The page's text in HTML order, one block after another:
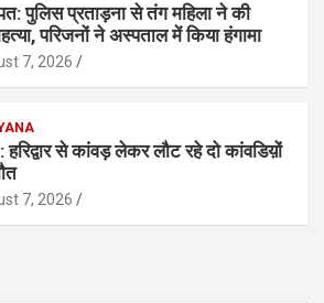
पुलिस प्रताड़ना से तंग महिला ने की
परिजनों ने अस्पताल में किया हंगामा
7, 2026
हरिद्वार से कांवड़ लेकर लौट रहे दो कांवडिय़ों
7, 2026